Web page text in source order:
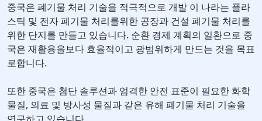
중국은 폐기물 처리 기술을 적극적으로 개발 이 나라는 플라
스틱 및 전자 폐기물 처리를위한 공장과 건설 폐기물 처리를
위한 단지를 만들고 있습니다. 순환 경제 계획의 일환으로 중
국은 재활용을보다 효율적이고 광범위하게 만드는 것을 목표
로합니다.
또한 중국은 첨단 솔루션과 엄격한 안전 표준이 필요한 화학
물질, 의료 및 방사성 물질과 같은 유해 폐기물 처리 기술을